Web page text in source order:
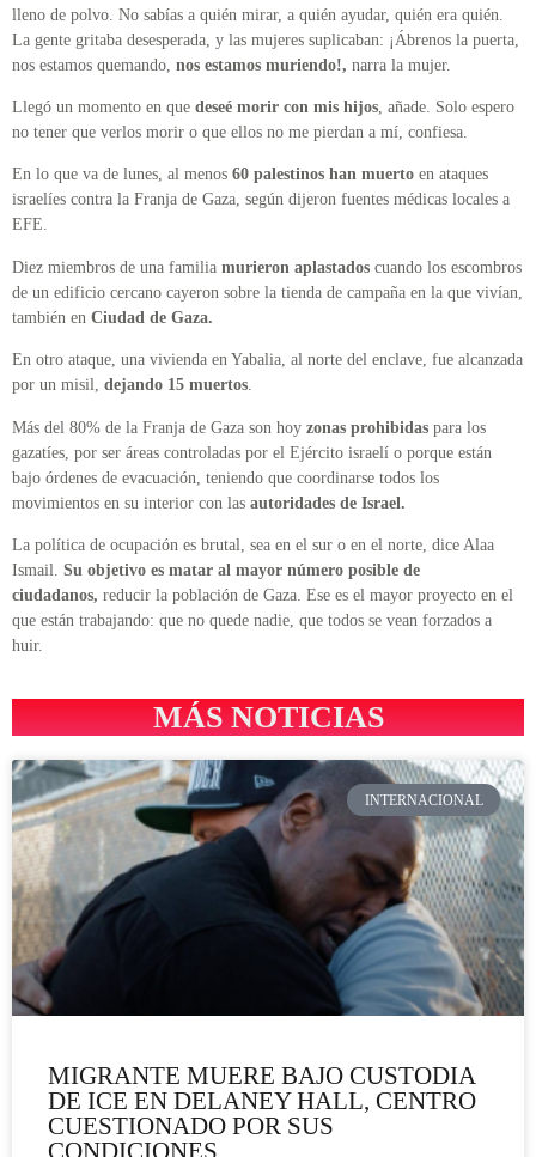
lleno de polvo. No sabías a quién mirar, a quién ayudar, quién era quién.
La gente gritaba desesperada, y las mujeres suplicaban: ¡Ábrenos la puerta,
nos estamos quemando, nos estamos muriendo!, narra la mujer.
Llegó un momento en que deseé morir con mis hijos, añade. Solo espero
no tener que verlos morir o que ellos no me pierdan a mí, confiesa.
En lo que va de lunes, al menos 60 palestinos han muerto en ataques
israelíes contra la Franja de Gaza, según dijeron fuentes médicas locales a
EFE.
Diez miembros de una familia murieron aplastados cuando los escombros
de un edificio cercano cayeron sobre la tienda de campaña en la que vivían,
también en Ciudad de Gaza.
En otro ataque, una vivienda en Yabalia, al norte del enclave, fue alcanzada
por un misil, dejando 15 muertos.
Más del 80% de la Franja de Gaza son hoy zonas prohibidas para los
gazatíes, por ser áreas controladas por el Ejército israelí o porque están
bajo órdenes de evacuación, teniendo que coordinarse todos los
movimientos en su interior con las autoridades de Israel.
La política de ocupación es brutal, sea en el sur o en el norte, dice Alaa
Ismail. Su objetivo es matar al mayor número posible de
ciudadanos, reducir la población de Gaza. Ese es el mayor proyecto en el
que están trabajando: que no quede nadie, que todos se vean forzados a
huir.
MÁS NOTICIAS
INTERNACIONAL
MIGRANTE MUERE BAJO CUSTODIA
DE ICE EN DELANEY HALL, CENTRO
CUESTIONADO POR SUS